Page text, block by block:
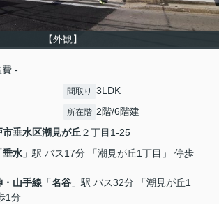
【外観】
-
間取り 3LDK
所在階 2階/6階建
市垂水区潮見が丘２丁目1-25
垂水 」駅 バス17分 「潮見が丘1丁目」 停歩
・山手線 「名谷 」駅 バス32分 「潮見が丘1
1分